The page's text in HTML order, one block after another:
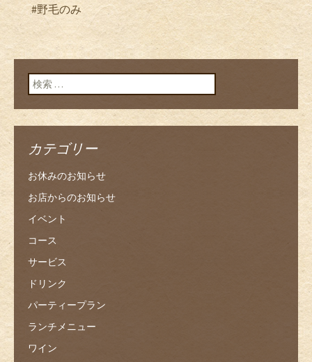
#野毛のみ
検索:
カテゴリー
お休みのお知らせ
お店からのお知らせ
イベント
コース
サービス
ドリンク
パーティープラン
ランチメニュー
ワイン